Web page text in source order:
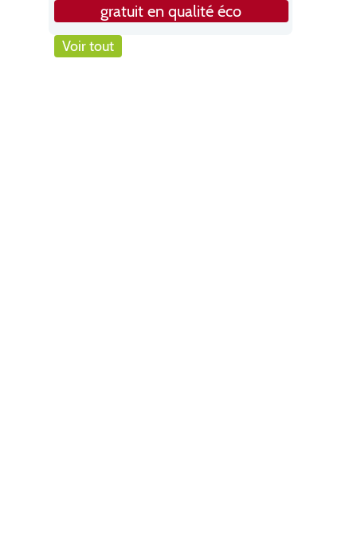
gratuit en qualité éco
Voir tout